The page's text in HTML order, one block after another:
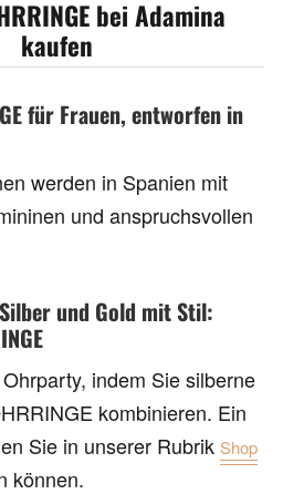
bei Adamina
kaufen
für Frauen, entworfen in
werden in Spanien mit
und anspruchsvollen
und Gold mit Stil:
indem Siesilberne
kombinieren. Ein
Sie in unserer Rubrik Shop
können.